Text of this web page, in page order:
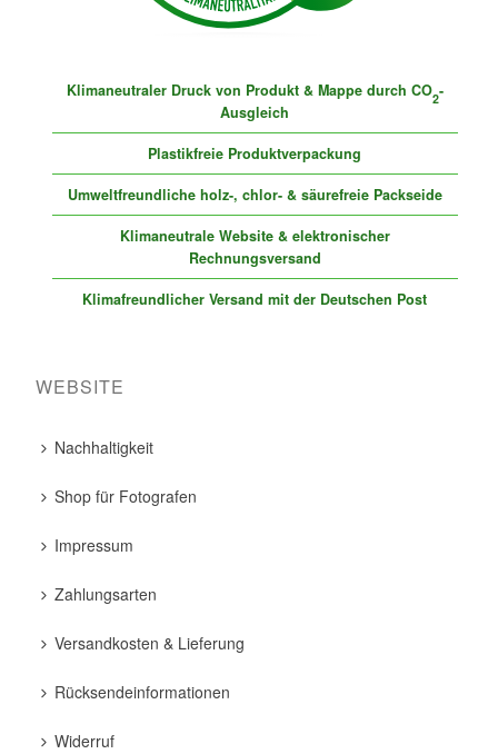
Klimaneutraler Druck von Produkt & Mappe durch CO2-
Ausgleich
Plastikfreie Produktverpackung
Umweltfreundliche holz-, chlor- & säurefreie Packseide
Klimaneutrale Website & elektronischer
Rechnungsversand
Klimafreundlicher Versand mit der Deutschen Post
WEBSITE
Nachhaltigkeit
Shop für Fotografen
Impressum
Zahlungsarten
Versandkosten & Lieferung
Rücksendeinformationen
Widerruf